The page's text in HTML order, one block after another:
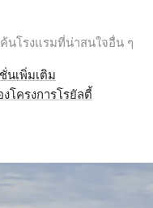
นโรงแรมที่น่าสนใจอื่น ๆ
นเพิ่มเติม
โครงการโรยัลตี้